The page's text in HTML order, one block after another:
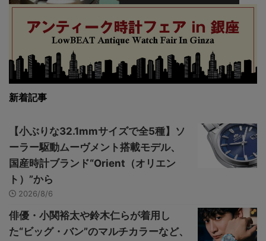
新着記事
【小ぶりな32.1mmサイズで全5種】ソ
ーラー駆動ムーヴメント搭載モデル、
国産時計ブランド“Orient（オリエン
ト）”から
2026/8/6
俳優・小関裕太や鈴木仁らが着用し
た“ビッグ・バン”のマルチカラーなど、